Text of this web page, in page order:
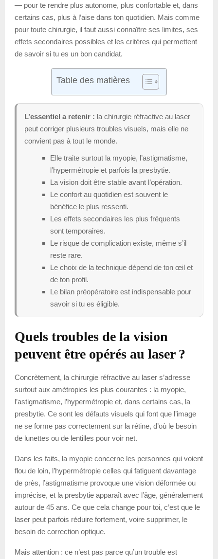
— pour te rendre plus autonome, plus confortable et, dans
certains cas, plus à l’aise dans ton quotidien. Mais comme
pour toute chirurgie, il faut aussi connaître ses limites, ses
effets secondaires possibles et les critères qui permettent
de savoir si tu es un bon candidat.
Table des matières
L’essentiel a retenir : la chirurgie réfractive au laser
peut corriger plusieurs troubles visuels, mais elle ne
convient pas à tout le monde.
Elle traite surtout la myopie, l’astigmatisme,
l’hypermétropie et parfois la presbytie.
La vision doit être stable avant l’opération.
Le confort au quotidien est souvent le
bénéfice le plus ressenti.
Les effets secondaires les plus fréquents
sont temporaires.
Le risque de complication existe, même s’il
reste rare.
Le choix de la technique dépend de ton œil et
de ton profil.
Le bilan préopératoire est indispensable pour
savoir si tu es éligible.
Quels troubles de la vision
peuvent être opérés au laser ?
Concrètement, la chirurgie réfractive au laser s’adresse
surtout aux amétropies les plus courantes : la myopie,
l’astigmatisme, l’hypermétropie et, dans certains cas, la
presbytie. Ce sont les défauts visuels qui font que l’image
ne se forme pas correctement sur la rétine, d’où le besoin
de lunettes ou de lentilles pour voir net.
Dans les faits, la myopie concerne les personnes qui voient
flou de loin, l’hypermétropie celles qui fatiguent davantage
de près, l’astigmatisme provoque une vision déformée ou
imprécise, et la presbytie apparaît avec l’âge, généralement
autour de 45 ans. Ce que cela change pour toi, c’est que le
laser peut parfois réduire fortement, voire supprimer, le
besoin de correction optique.
Mais attention : ce n’est pas parce qu’un trouble est